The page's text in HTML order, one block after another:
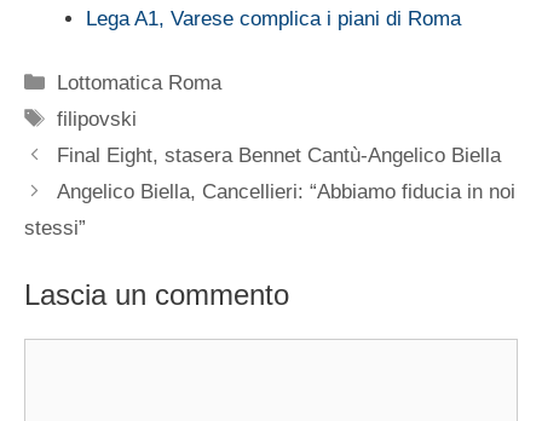
Lega A1, Varese complica i piani di Roma
Categorie
Lottomatica Roma
Tag
filipovski
Final Eight, stasera Bennet Cantù-Angelico Biella
Angelico Biella, Cancellieri: “Abbiamo fiducia in noi
stessi”
Lascia un commento